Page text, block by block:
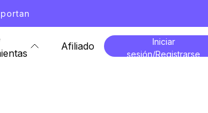
Afiliado
Iniciar
sesión/Registrarse